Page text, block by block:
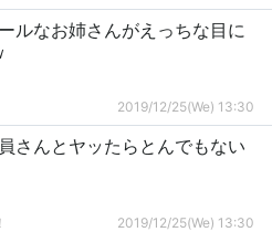
ルなお姉さんがえっちな目に
2019/12/25(We) 13:30
さんとヤッたらとんでもない
2019/12/25(We) 13:30